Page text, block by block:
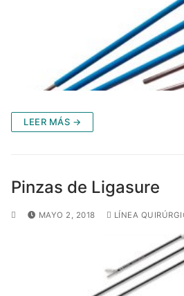
LEER MÁS →
Pinzas de Ligasure
MAYO 2, 2018 LÍNEA